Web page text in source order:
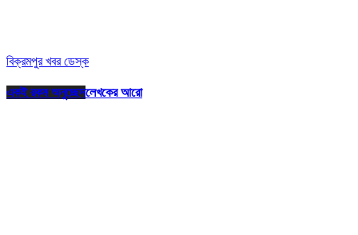
বিক্রমপুর খবর ডেস্ক
একই রকম অনুচ্ছেদলেখকের আরো